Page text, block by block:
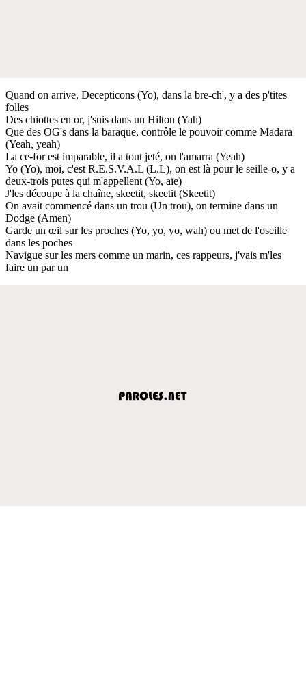
Quand on arrive, Decepticons (Yo), dans la bre-ch', y a des p'tites
folles
Des chiottes en or, j'suis dans un Hilton (Yah)
Que des OG's dans la baraque, contrôle le pouvoir comme Madara
(Yeah, yeah)
La ce-for est imparable, il a tout jeté, on l'amarra (Yeah)
Yo (Yo), moi, c'est R.E.S.V.A.L (L.L), on est là pour le seille-o, y a
deux-trois putes qui m'appellent (Yo, aïe)
J'les découpe à la chaîne, skeetit, skeetit (Skeetit)
On avait commencé dans un trou (Un trou), on termine dans un
Dodge (Amen)
Garde un œil sur les proches (Yo, yo, yo, wah) ou met de l'oseille
dans les poches
Navigue sur les mers comme un marin, ces rappeurs, j'vais m'les
faire un par un